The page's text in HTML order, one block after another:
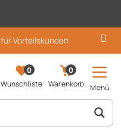
für Vorteilskunden
0
Wunschliste
0
Warenkorb
Menü